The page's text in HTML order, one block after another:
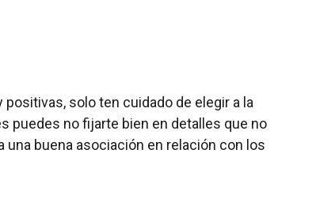
solo ten cuidado de elegir a la
puedes no fijarte bien en detalles que no
buena asociación en relación con los